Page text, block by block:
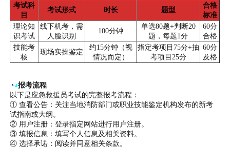
考试科
目
考试形式 时长 题型
合格
标准
理论知
识考试
线下机考，需
人脸识别
100分钟
单选80题+判断20
题，每题1分
60分
合格
技能考
核
现场实操鉴定
约15分钟（视
情况而定）
指定考项目75分+抽
考项目25分
60分
及格
◔◕报考流程
以下是应急救援员考试的完整报考流程：
① 查看公告：关注当地消防部门或职业技能鉴定机构发布的新考
试指南或大纲。
② 用户注册：登录指定网站进行用户注册。
③ 填报信息：填写个人信息及相关资料。
④ 选择承诺：阅读并同意相关条款。